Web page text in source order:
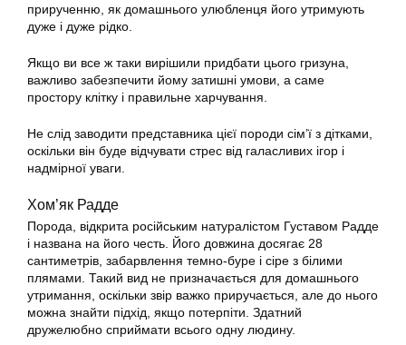
прирученню, як домашнього улюбленця його утримують
дуже і дуже рідко.
Якщо ви все ж таки вирішили придбати цього гризуна,
важливо забезпечити йому затишні умови, а саме
простору клітку і правильне харчування.
Не слід заводити представника цієї породи сім’ї з дітками,
оскільки він буде відчувати стрес від галасливих ігор і
надмірної уваги.
Хом’як Радде
Порода, відкрита російським натуралістом Густавом Радде
і названа на його честь. Його довжина досягає 28
сантиметрів, забарвлення темно-буре і сіре з білими
плямами. Такий вид не призначається для домашнього
утримання, оскільки звір важко приручається, але до нього
можна знайти підхід, якщо потерпіти. Здатний
дружелюбно сприймати всього одну людину.